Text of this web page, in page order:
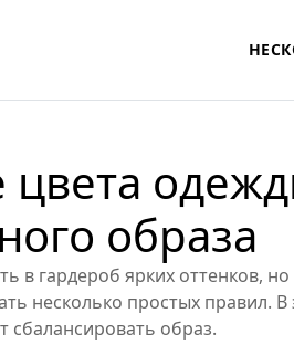
цвета
образа
в гардероб ярких оттенков,
несколько простых правил.
сбалансировать образ.